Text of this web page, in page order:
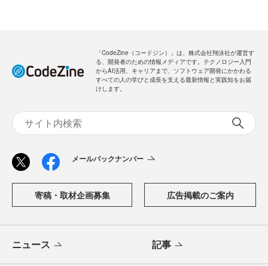
「CodeZine（コードジン）」は、株式会社翔泳社が運営す
る、開発者のための情報メディアです。テクノロジー入門
からAI活用、キャリアまで、ソフトウェア開発にかかわる
すべての人の学びと成長を支える最新情報と実践知をお届
けします。
メールバックナンバー
寄稿・取材企画募集 広告掲載のご案内
ニュース 記事